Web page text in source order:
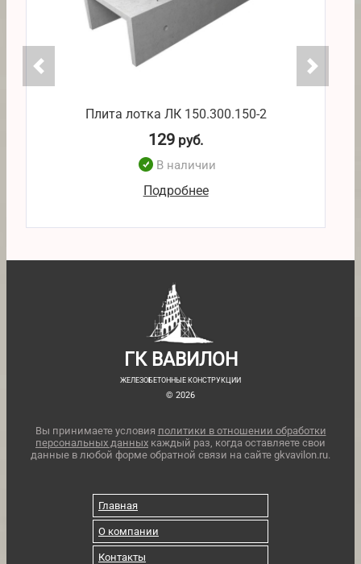
Плита лотка ЛК 150.300.150-2
129 руб.
В наличии
Подробнее
ГК ВАВИЛОН
ЖЕЛЕЗОБЕТОННЫЕ КОНСТРУКЦИИ
© 2026
Вы принимаете условия политики в отношении обработки
персональных данных каждый раз, когда оставляете свои
данные в любой форме обратной связи на сайте gkvavilon.ru.
Главная
О компании
Контакты